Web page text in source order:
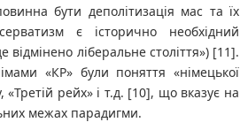
бути деполітизація мас та їх
є історично необхідний
ліберальне століття») [11].
«КР» були поняття «німецької
«Третій рейх» і т.д. [10], що вказує на
межах парадигми.